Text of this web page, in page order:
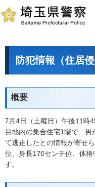
防犯情報（住居
概要
7月4日（土曜日）午後11時
目地内の集合住宅1階で、
て逃走したとの情報が寄せ
位、身長170センチ位、体
す。